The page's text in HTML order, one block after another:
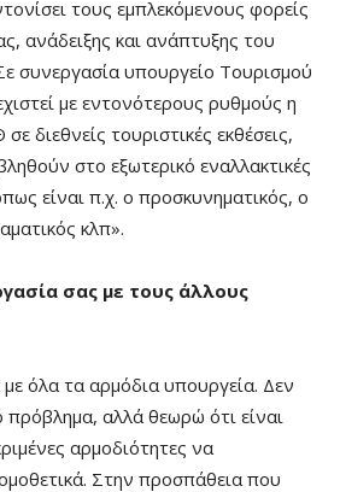
τους εμπλεκόμενους φορείς
ανάδειξης και ανάπτυξης του
συνεργασία υπουργείο Τουρισμού
με εντονότερους ρυθμούς η
διεθνείς τουριστικές εκθέσεις,
στο εξωτερικό εναλλακτικές
είναι π.χ. ο προσκυνηματικός, ο
κλπ».
σας με τους άλλους
όλα τα αρμόδια υπουργεία. Δεν
πρόβλημα, αλλά θεωρώ ότι είναι
αρμοδιότητες να
Στην προσπάθεια που